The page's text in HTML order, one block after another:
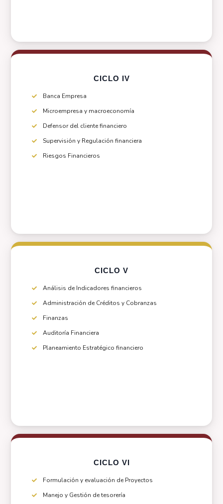
CICLO IV
Banca Empresa
Microempresa y macroeconomía
Defensor del cliente financiero
Supervisión y Regulación financiera
Riesgos Financieros
CICLO V
Análisis de Indicadores financieros
Administración de Créditos y Cobranzas
Finanzas
Auditoría Financiera
Planeamiento Estratégico financiero
CICLO VI
Formulación y evaluación de Proyectos
Manejo y Gestión de tesorería